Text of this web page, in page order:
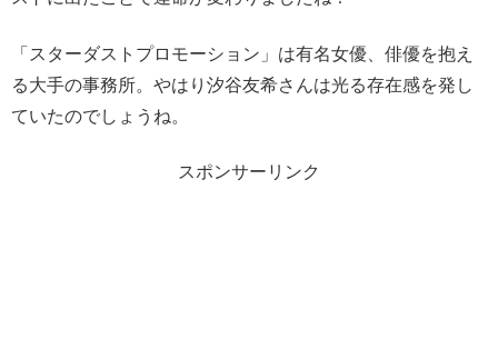
「スターダストプロモーション」は有名女優、俳優を抱え
る大手の事務所。やはり汐谷友希さんは光る存在感を発し
ていたのでしょうね。
スポンサーリンク